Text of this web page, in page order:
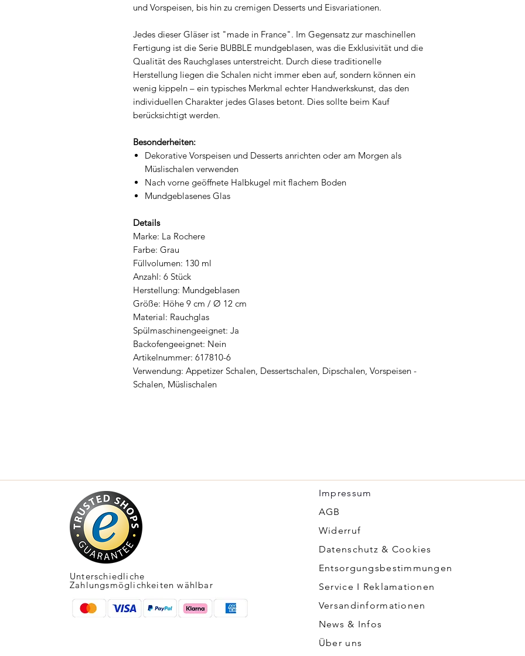
und Vorspeisen, bis hin zu cremigen Desserts und Eisvariationen.
Jedes dieser Gläser ist "made in France". Im Gegensatz zur maschinellen
Fertigung ist die Serie BUBBLE mundgeblasen, was die Exklusivität und die
Qualität des Rauchglases unterstreicht. Durch diese traditionelle
Herstellung liegen die Schalen nicht immer eben auf, sondern können ein
wenig kippeln – ein typisches Merkmal echter Handwerkskunst, das den
individuellen Charakter jedes Glases betont. Dies sollte beim Kauf
berücksichtigt werden.
Besonderheiten:
Dekorative Vorspeisen und Desserts anrichten oder am Morgen als
Müslischalen verwenden
Nach vorne geöffnete Halbkugel mit flachem Boden
Mundgeblasenes Glas
Details
Marke: La Rochere
Farbe: Grau
Füllvolumen: 130 ml
Anzahl: 6 Stück
Herstellung: Mundgeblasen
Größe: Höhe 9 cm / Ø 12 cm
Material: Rauchglas
Spülmaschinengeeignet: Ja
Backofengeeignet: Nein
Artikelnummer: 617810-6
Verwendung: Appetizer Schalen, Dessertschalen, Dipschalen, Vorspeisen -
Schalen, Müslischalen
Unterschiedliche
Zahlungsmöglichkeiten wählbar
Impressum
​AGB
Widerruf
Datenschutz & Cookies
Entsorgungsbestimmungen
Service I Reklamationen
Versandinformationen
News & Infos
Über uns